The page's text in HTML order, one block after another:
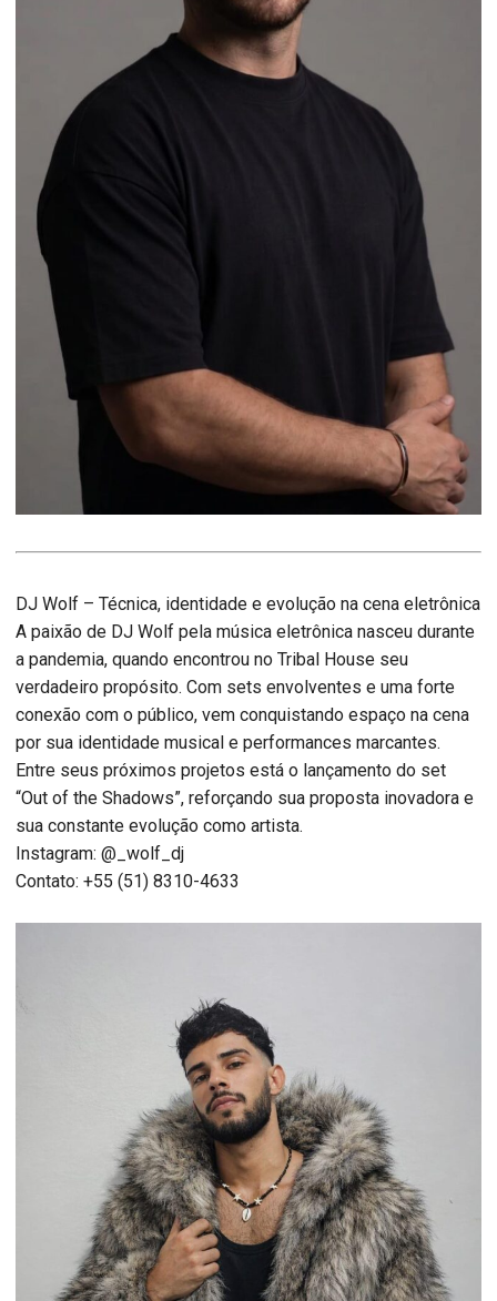
DJ Wolf – Técnica, identidade e evolução na cena eletrônica
A paixão de DJ Wolf pela música eletrônica nasceu durante
a pandemia, quando encontrou no Tribal House seu
verdadeiro propósito. Com sets envolventes e uma forte
conexão com o público, vem conquistando espaço na cena
por sua identidade musical e performances marcantes.
Entre seus próximos projetos está o lançamento do set
“Out of the Shadows”, reforçando sua proposta inovadora e
sua constante evolução como artista.
Instagram: @_wolf_dj
Contato: +55 (51) 8310-4633